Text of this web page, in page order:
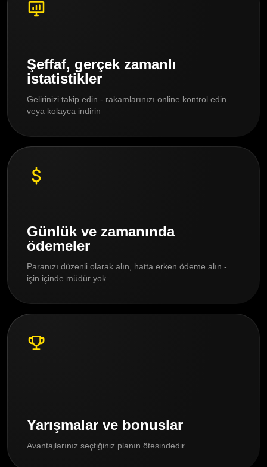
Şeffaf, gerçek zamanlı
istatistikler
Gelirinizi takip edin - rakamlarınızı online kontrol edin
veya kolayca indirin
Günlük ve zamanında
ödemeler
Paranızı düzenli olarak alın, hatta erken ödeme alın -
işin içinde müdür yok
Yarışmalar ve bonuslar
Avantajlarınız seçtiğiniz planın ötesindedir